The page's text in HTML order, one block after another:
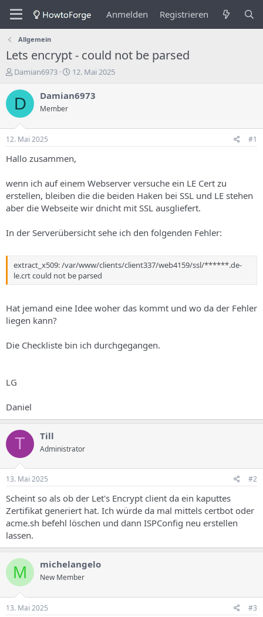
Anmelden Registrieren
Allgemein
Lets encrypt - could not be parsed
E
s
e
e
r
s
T
h
m
Damian6973
E
s
n
g
d
a
t
m
12. Mai 2025
D Damian6973
Member
12. Mai 2025 #1
Hallo zusammen,
wenn ich auf einem Webserver versuche ein LE Cert zu
erstellen, bleiben die die beiden Haken bei SSL und LE stehen
aber die Webseite wir dnicht mit SSL ausgliefert.
In der Serverübersicht sehe ich den folgenden Fehler:
extract_x509: /var/www/clients/client337/web4159/ssl/******.de-
le.crt could not be parsed
Hat jemand eine Idee woher das kommt und wo da der Fehler
liegen kann?
Die Checkliste bin ich durchgegangen.
LG
Daniel
T Till
Administrator
13. Mai 2025 #2
Scheint so als ob der Let's Encrypt client da ein kaputtes
Zertifikat generiert hat. Ich würde da mal mittels certbot oder
acme.sh befehl löschen und dann ISPConfig neu erstellen
lassen.
M michelangelo
New Member
13. Mai 2025 #3